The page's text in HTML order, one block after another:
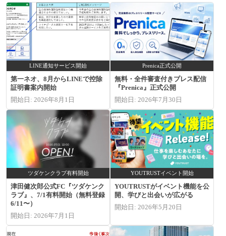
LINE通知サービス開始
第一ネオ、8月からLINEで控除
証明書案内開始
開始日: 2026年8月1日
Prenica正式公開
無料・全件審査付きプレス配信
『Prenica』正式公開
開始日: 2026年7月30日
ツダケンクラブ有料開始
津田健次郎公式FC『ツダケンク
ラブ』、7/1有料開始（無料登録
6/11〜）
開始日: 2026年7月1日
YOUTRUSTイベント開始
YOUTRUSTがイベント機能を公
開、学びと出会いが広がる
開始日: 2026年5月20日